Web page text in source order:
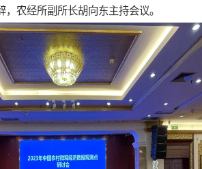
，农经所副所长胡向东主持会议。